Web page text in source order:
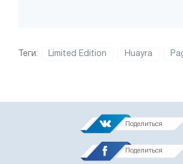
Теги: Limited Edition Huayra
Поделиться
Поделиться